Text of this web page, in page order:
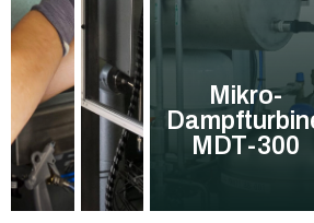
Mikro-
MDT-300